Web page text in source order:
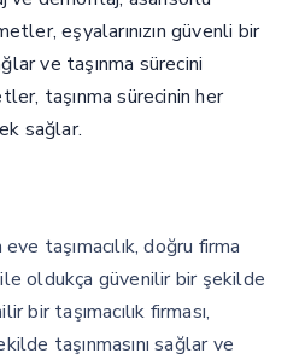
eşyalarınızın güvenli bir
ve taşınma sürecini
taşınma sürecinin her
sağlar.
taşımacılık, doğru firma
oldukça güvenilir bir şekilde
bir taşımacılık firması,
taşınmasını sağlar ve